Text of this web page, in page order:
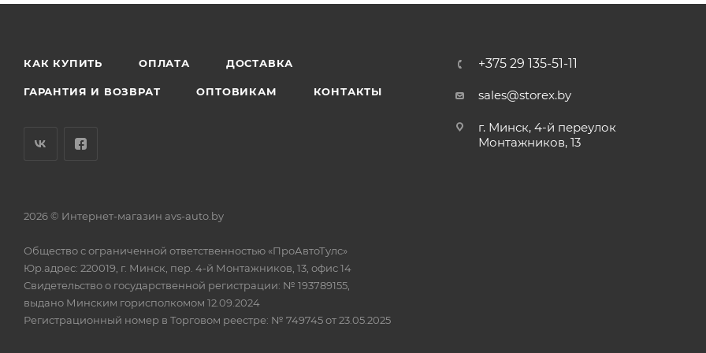
КАК КУПИТЬ ОПЛАТА ДОСТАВКА
ГАРАНТИЯ И ВОЗВРАТ ОПТОВИКАМ КОНТАКТЫ
+375 29 135-51-11
sales@storex.by
г. Минск, 4-й переулок
Монтажников, 13
2026 © Интернет-магазин avs-auto.by
Общество с ограниченной ответственностью «ПроАвтоТулс»
Юр.адрес: 220019, г. Минск, пер. 4-й Монтажников, 13, офис 14
Свидетельство о государственной регистрации: № 193789155,
выдано Минским горисполкомом 12.09.2024
Регистрационный номер в Торговом реестре: № 749745 от 23.05.2025